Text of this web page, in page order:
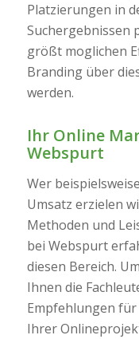
Platzierungen in
Suchergebnissen
größt moglichen
Branding über
werden.
Ihr Online
Webspurt
Wer
Umsatz erzielen
Methoden und
bei Webspurt
diesen Bereich.
Ihnen die
Empfehlungen
Ihrer